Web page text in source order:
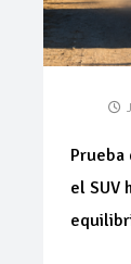
Prueba
el SUV